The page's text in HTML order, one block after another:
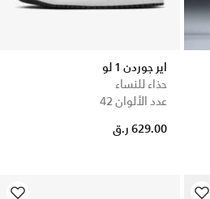
اير جوردن 1 لو
حذاء للنساء
عدد الألوان 42
629.00 ر.ق